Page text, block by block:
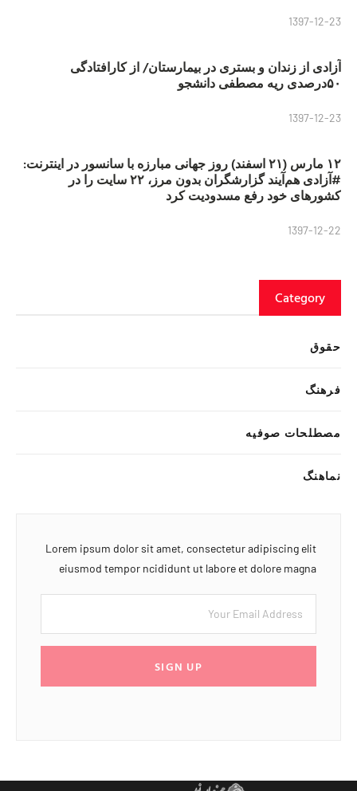
1397-12-23
آزادی از زندان و بستری در بیمارستان/ از کارافتادگی
۵۰درصدی ریه مصطفی دانشجو
1397-12-23
۱۲ مارس (۲۱ اسفند) روز جهانی مبارزه با سانسور در اینترنت:
#آزادی هم‌آیند گزارشگران‌ بدون مرز، ۲۲ سایت را در
کشورهای خود رفع مسدودیت کرد
1397-12-22
Category
حقوق
فرهنگ
مصطلحات صوفیه
نماهنگ
Lorem ipsum dolor sit amet, consectetur adipiscing elit
eiusmod tempor ncididunt ut labore et dolore magna
SIGN UP